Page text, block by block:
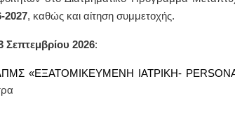
2027, καθώς και αίτηση συμμετοχής.
Σεπτεμβρίου 2026:
ΔΠΜΣ «ΕΞΑΤΟΜΙΚΕΥΜΕΝΗ ΙΑΤΡΙΚΗ-